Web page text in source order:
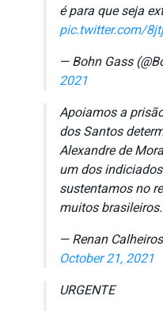
é para que seja
pic.twitter.com/
— Bohn Gass
2021
Apoiamos a
dos Santos
Alexandre de
um dos
sustentamos no
muitos brasileiros.
— Renan
October 21, 2021
URGENTE